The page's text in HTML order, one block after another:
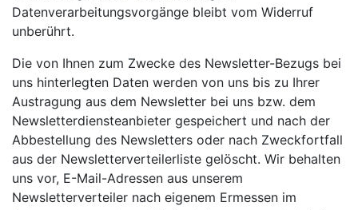
Datenverarbeitungsvorgänge bleibt vom Widerruf
unberührt.
Die von Ihnen zum Zwecke des Newsletter-Bezugs bei
uns hinterlegten Daten werden von uns bis zu Ihrer
Austragung aus dem Newsletter bei uns bzw. dem
Newsletterdiensteanbieter gespeichert und nach der
Abbestellung des Newsletters oder nach Zweckfortfall
aus der Newsletterverteilerliste gelöscht. Wir behalten
uns vor, E-Mail-Adressen aus unserem
Newsletterverteiler nach eigenem Ermessen im